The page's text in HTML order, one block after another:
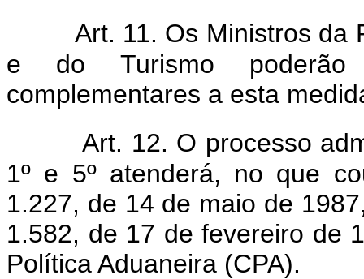
Art. 11. Os Ministros da
e do Turismo poderão
complementares a esta
Art. 12. O processo
1º e 5º atenderá, no que
1.227, de 14 de maio de
1.582, de 17 de fevereiro de
Política Aduaneira (CPA).